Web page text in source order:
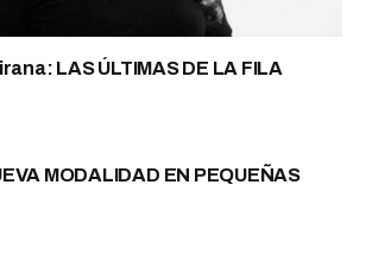
LAS ÚLTIMAS DE LA FILA
MODALIDAD EN PEQUEÑAS